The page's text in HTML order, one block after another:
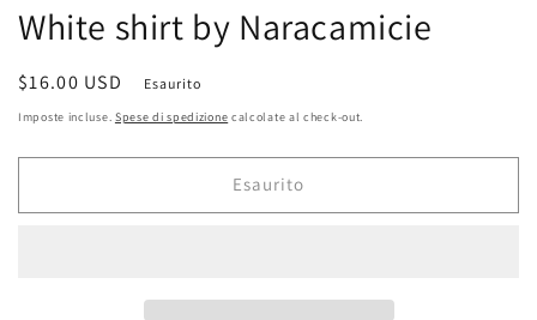
modale
White shirt by Naracamicie
Prezzo
di
$16.00 USD Esaurito
Imposte incluse. Spese di spedizione calcolate al check-out.
Esaurito